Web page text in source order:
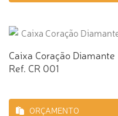
Caixa Coração Diamante
Ref. CR 001
ORÇAMENTO